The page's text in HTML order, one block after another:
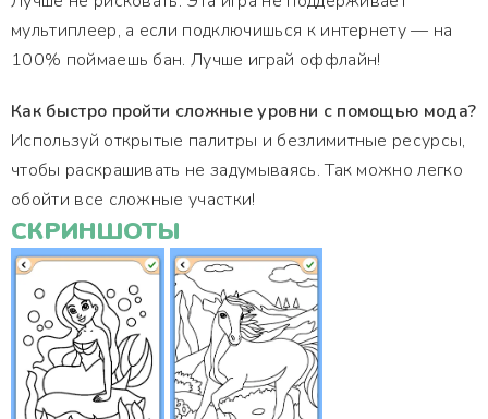
мультиплеер, а если подключишься к интернету — на
100% поймаешь бан. Лучше играй оффлайн!
Как быстро пройти сложные уровни с помощью мода?
Используй открытые палитры и безлимитные ресурсы,
чтобы раскрашивать не задумываясь. Так можно легко
обойти все сложные участки!
СКРИНШОТЫ